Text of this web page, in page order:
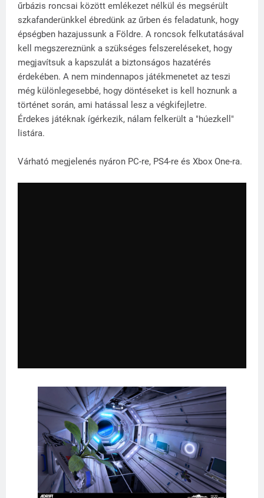
űrbázis roncsai között emlékezet nélkül és megsérült
szkafanderünkkel ébredünk az űrben és feladatunk, hogy
épségben hazajussunk a Földre. A roncsok felkutatásával
kell megszereznünk a szükséges felszereléseket, hogy
megjavítsuk a kapszulát a biztonságos hazatérés
érdekében. A nem mindennapos játékmenetet az teszi
még különlegesebbé, hogy döntéseket is kell hoznunk a
történet során, ami hatással lesz a végkifejletre.
Érdekes játéknak ígérkezik, nálam felkerült a "húezkell"
listára.
Várható megjelenés nyáron PC-re, PS4-re és Xbox One-ra.